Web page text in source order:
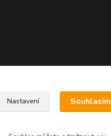
Nastavení Souhlasím